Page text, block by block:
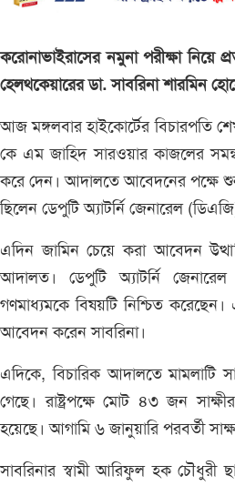
করোনাভাইরাসের নমুনা পরীক্ষা নিয়ে
হেলথকেয়ারের ডা. সাবরিনা শারমিন
আজ মঙ্গলবার হাইকোর্টের বিচারপতি
কে এম জাহিদ সারওয়ার কাজলের
করে দেন। আদালতে আবেদনের পক্ষে
ছিলেন ডেপুটি অ্যাটর্নি জেনারেল
এদিন জামিন চেয়ে করা আবেদন
আদালত। ডেপুটি অ্যাটর্নি
গণমাধ্যমকে বিষয়টি নিশ্চিত
আবেদন করেন সাবরিনা।
এদিকে, বিচারিক আদালতে মামলাটি
গেছে। রাষ্ট্রপক্ষে মোট ৪৩ জন
হয়েছে। আগামি ৬ জানুয়ারি পরবর্তী
সাবরিনার স্বামী আরিফুল হক চৌধুরী